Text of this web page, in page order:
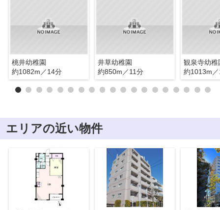
桃井幼稚園
約1082m／14分
井草幼稚園
約850m／11分
観泉寺幼稚
約1013m
エリアの近い物件